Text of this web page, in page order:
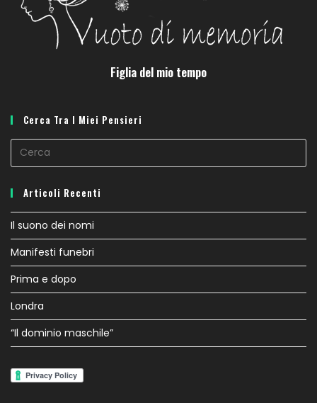
Figlia del mio tempo
Cerca Tra I Miei Pensieri
Articoli Recenti
Il suono dei nomi
Manifesti funebri
Prima e dopo
Londra
“Il dominio maschile”